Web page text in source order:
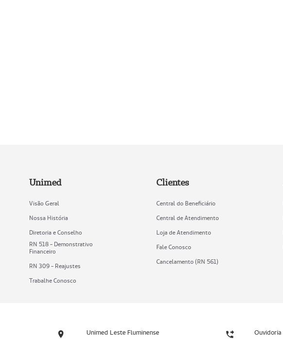
Unimed
Visão Geral
Nossa História
Diretoria e Conselho
RN 518 - Demonstrativo
Financeiro
RN 309 - Reajustes
Trabalhe Conosco
Clientes
Central do Beneficiário
Central de Atendimento
Loja de Atendimento
Fale Conosco
Cancelamento (RN 561)
Unimed Leste Fluminense Ouvidoria